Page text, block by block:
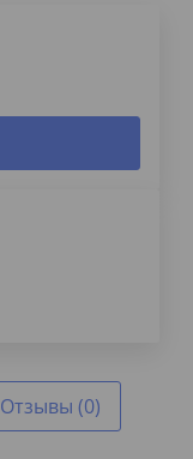
Отзывы (0)